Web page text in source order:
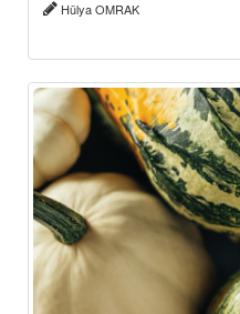
Hülya OMRAK